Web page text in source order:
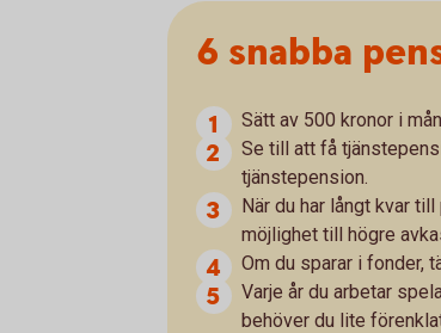
6 snabba
Sätt av 500 kronor i
Se till att få
tjänstepension.
När du har långt kvar
möjlighet till högre
Om du sparar i fonder,
Varje år du arbetar
behöver du lite